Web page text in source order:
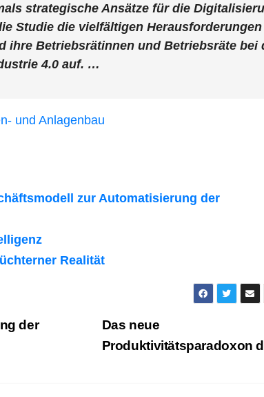
strategische Ansätze für die
Studie die vielfältigen
ihre Betriebsrätinnen und Betriebsräte bei
4.0 auf. …
und Anlagenbau
zur Automatisierung der
Realität
Das neue
Produktivitätsparadoxon
der